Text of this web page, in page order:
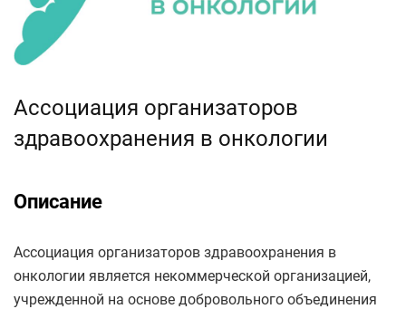
Ассоциация организаторов
здравоохранения в онкологии
Описание
Ассоциация организаторов здравоохранения в
онкологии является некоммерческой организацией,
учрежденной на основе добровольного объединения